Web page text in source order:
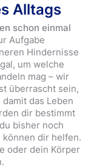
Alltags
schon einmal
Aufgabe
Hindernisse
um welche
mag – wir
überrascht sein,
das Leben
dir bestimmt
bisher noch
können dir helfen.
oder dein Körper